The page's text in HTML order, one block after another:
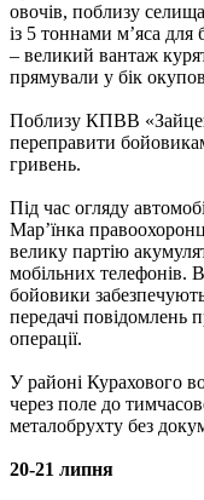
овочів, поблизу
із 5 тоннами м’яса
– великий вантаж
прямували у бік
Поблизу КПВВ
переправити
гривень.
Під час огляду
Мар’їнка
велику партію
мобільних телефонів.
бойовики
передачі повідомлень
операції.
У районі Курахового
через поле до
металобрухту без
20-21 липня